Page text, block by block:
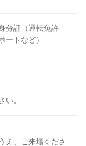
分証（運転免許
ートなど）
い。
え、ご来場くださ